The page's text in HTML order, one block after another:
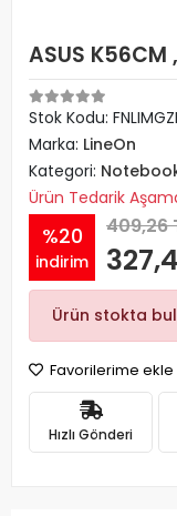
ASUS K56CM
Stok Kodu:
Marka: LineOn
Kategori:
Ürün Tedarik
%20
indirim
409,26
Ürün stokta
Favorilerime ekle
Hızlı Gönderi